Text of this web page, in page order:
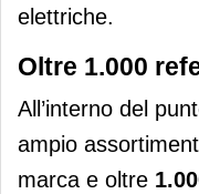
elettriche.
Oltre 1.000
All’interno del
ampio
marca e oltre